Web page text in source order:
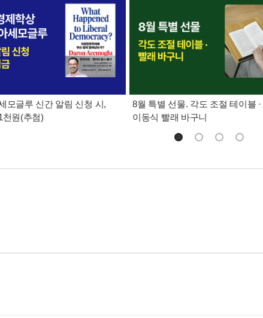
모글루 신간 알림 신청 시,
천원(추첨)
8월 특별 선물. 각도 조절 테이블 ·
이동식 빨래 바구니